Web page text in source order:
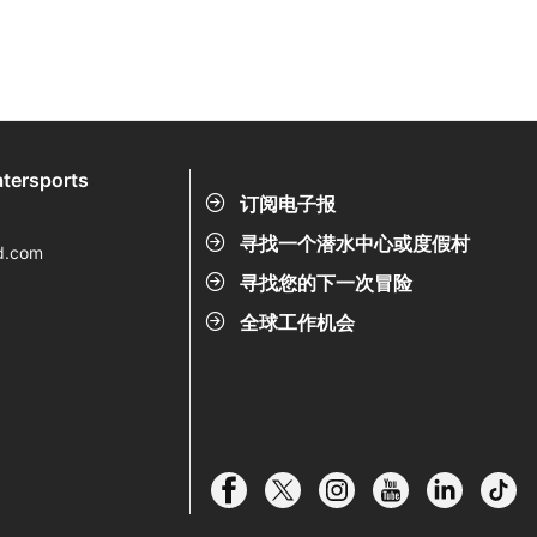
订阅电子报
寻找一个潜水中心或度假村
寻找您的下一次冒险
全球工作机会